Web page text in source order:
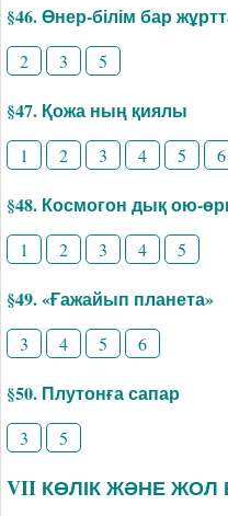
§46. Өнер-білім бар
2 3 5
§47. Қожа ның қиялы
1 2 3 4 5 6
§48. Космогон дық ою-
1 2 3 4 5
§49. «Ғажайып планета»
3 4 5 6
§50. Плутонға сапар
3 5
VII КӨЛІК ЖӘНЕ ЖОЛ